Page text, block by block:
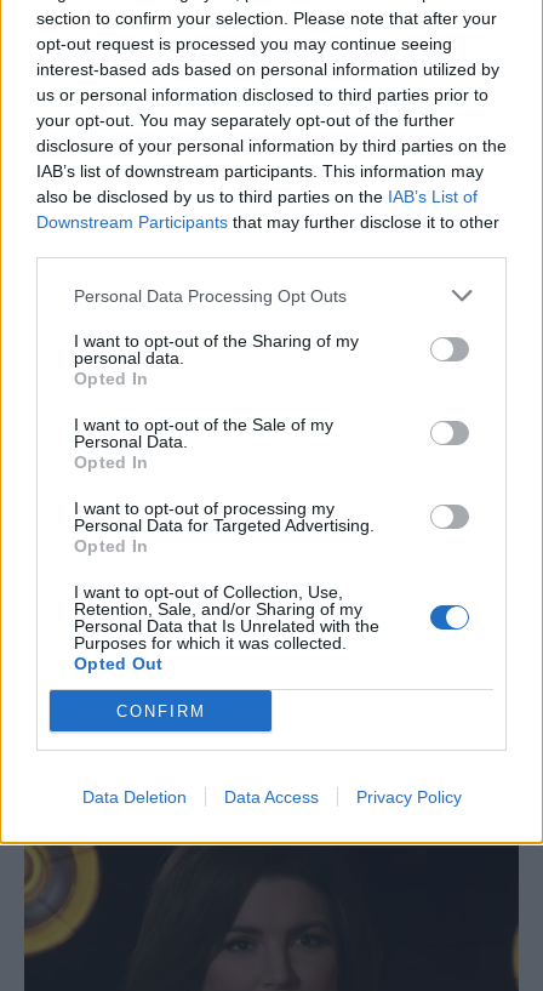
section to confirm your selection. Please note that after your
opt-out request is processed you may continue seeing
interest-based ads based on personal information utilized by
us or personal information disclosed to third parties prior to
your opt-out. You may separately opt-out of the further
disclosure of your personal information by third parties on the
IAB’s list of downstream participants. This information may
also be disclosed by us to third parties on the IAB’s List of
Downstream Participants that may further disclose it to other
Personal Data Processing Opt Outs
I want to opt-out of the Sharing of my
personal data.
Opted In
I want to opt-out of the Sale of my
Personal Data.
Opted In
I want to opt-out of processing my
Personal Data for Targeted Advertising.
Opted In
I want to opt-out of Collection, Use,
Retention, Sale, and/or Sharing of my
Personal Data that Is Unrelated with the
Purposes for which it was collected.
Opted Out
CONFIRM
Data Deletion Data Access Privacy Policy